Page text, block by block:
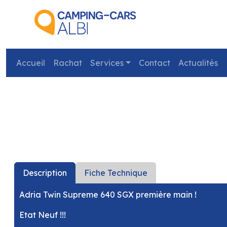
Accueil
Rachat Services Contact Actualités
Description Fiche Technique
Adria Twin Supreme 640 SGX première main !
Etat Neuf !!!